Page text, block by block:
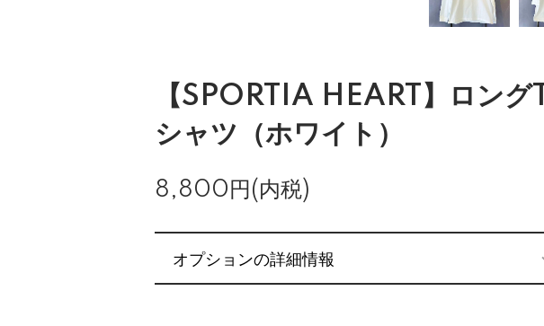
【SPORTIA HEART】ロングT
シャツ（ホワイト）
8,800円(内税)
オプションの詳細情報